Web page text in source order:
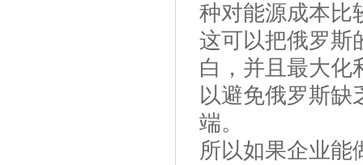
种对能源成本比
这可以把俄罗斯
白，并且最大化
以避免俄罗斯缺
端。
所以如果企业能